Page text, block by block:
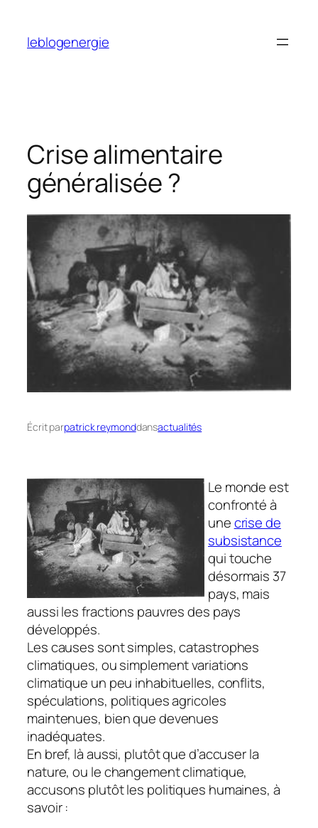
contenu
leblogenergie
Crise alimentaire
généralisée ?
Écrit parpatrick reymonddansactualités
Le monde est
confronté à
unecrise de
subsistance
qui touche
désormais 37
pays, mais
aussi les fractions pauvres des pays
développés.
Les causes sont simples, catastrophes
climatiques, ou simplement variations
climatique un peu inhabituelles, conflits,
spéculations, politiques agricoles
maintenues, bien que devenues
inadéquates.
En bref, là aussi, plutôt que d’accuser la
nature, ou le changement climatique,
accusons plutôt les politiques humaines, à
savoir :